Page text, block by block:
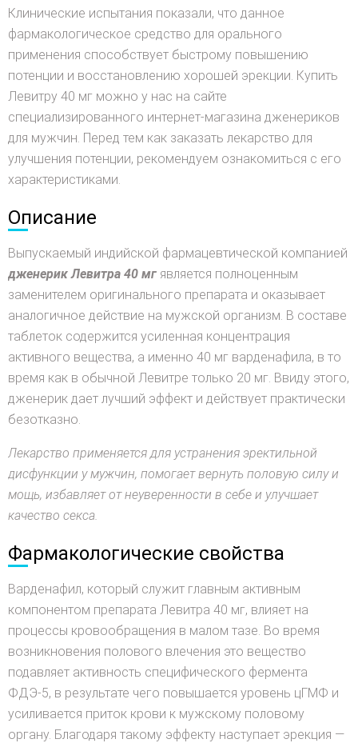
Клинические испытания показали, что данное
фармакологическое средство для орального
применения способствует быстрому повышению
потенции и восстановлению хорошей эрекции. Купить
Левитру 40 мг можно у нас на сайте
специализированного интернет-магазина дженериков
для мужчин. Перед тем как заказать лекарство для
улучшения потенции, рекомендуем ознакомиться с его
характеристиками.
Описание
Выпускаемый индийской фармацевтической компанией
дженерик Левитра 40 мг является полноценным
заменителем оригинального препарата и оказывает
аналогичное действие на мужской организм. В составе
таблеток содержится усиленная концентрация
активного вещества, а именно 40 мг варденафила, в то
время как в обычной Левитре только 20 мг. Ввиду этого,
дженерик дает лучший эффект и действует практически
безотказно.
Лекарство применяется для устранения эректильной
дисфункции у мужчин, помогает вернуть половую силу и
мощь, избавляет от неуверенности в себе и улучшает
качество секса.
Фармакологические свойства
Варденафил, который служит главным активным
компонентом препарата Левитра 40 мг, влияет на
процессы кровообращения в малом тазе. Во время
возникновения полового влечения это вещество
подавляет активность специфического фермента
ФДЭ-5, в результате чего повышается уровень цГМФ и
усиливается приток крови к мужскому половому
органу. Благодаря такому эффекту наступает эрекция —